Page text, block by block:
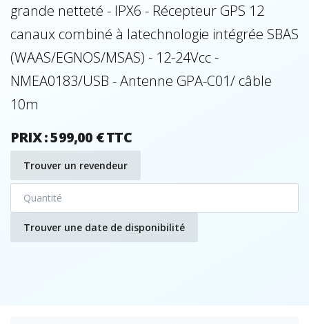
grande netteté - IPX6 - Récepteur GPS 12
canaux combiné à latechnologie intégrée SBAS
(WAAS/EGNOS/MSAS) - 12-24Vcc -
NMEA0183/USB - Antenne GPA-C01/ câble
10m
PRIX : 599,00 € TTC
Trouver un revendeur
Trouver une date de disponibilité